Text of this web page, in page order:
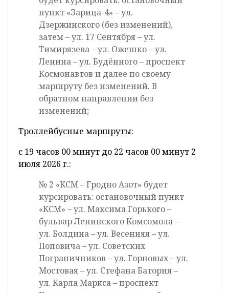
пункт «Зарица-4» – ул.
Дзержинского (без изменений),
затем – ул. 17 Сентября – ул.
Тимирязева – ул. Ожешко – ул.
Ленина – ул. Будённого – проспект
Космонавтов и далее по своему
маршруту без изменений. В
обратном направлении без
изменений;
Троллейбусные маршруты:
с 19 часов 00 минут до 22 часов 00 минут 2
июля 2026 г.:
№ 2 «КСМ – Гродно Азот» будет
курсировать: остановочный пункт
«КСМ» – ул. Максима Горького –
бульвар Ленинского Комсомола –
ул. Болдина – ул. Весенняя – ул.
Поповича – ул. Советских
Пограничников – ул. Горновых – ул.
Мостовая – ул. Стефана Батория –
ул. Карла Маркса – проспект